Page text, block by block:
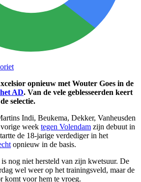
opnieuw met Wouter Goes in de
AD. Van de vele geblesseerden keert
selectie.
Indi, Beukema, Dekker, Vanheusden
week tegen Volendam zijn debuut in
de 18-jarige verdediger in het
opnieuw in de basis.
nog niet hersteld van zijn kwetsuur. De
wel weer op het trainingsveld, maar de
komt voor hem te vroeg.